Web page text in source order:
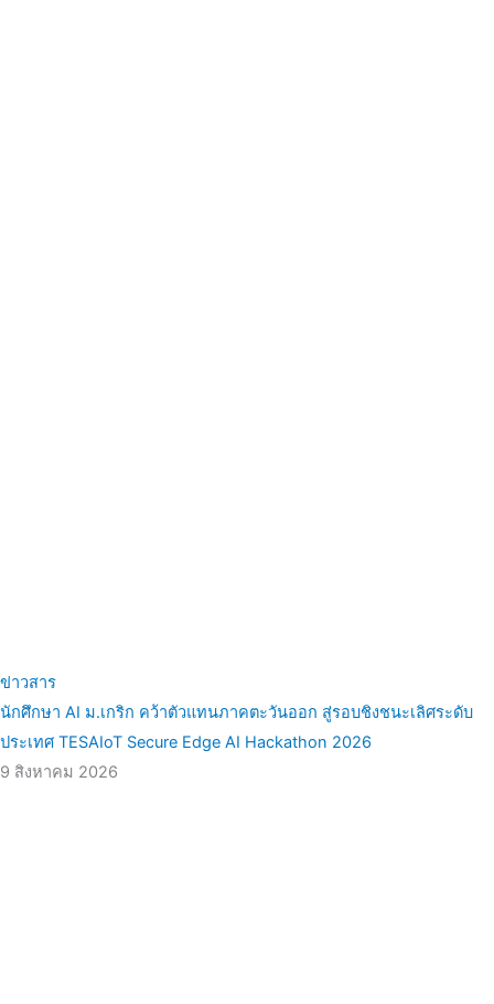
ข่าวสาร
นักศึกษา AI ม.เกริก คว้าตัวแทนภาคตะวันออก สู่รอบชิงชนะเลิศระดับ
ประเทศ TESAIoT Secure Edge AI Hackathon 2026
9 สิงหาคม 2026